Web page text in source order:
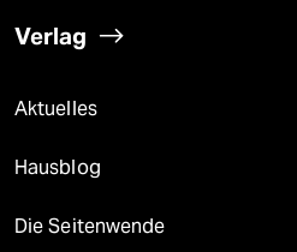
Verlag
Aktuelles
Hausblog
Die Seitenwende